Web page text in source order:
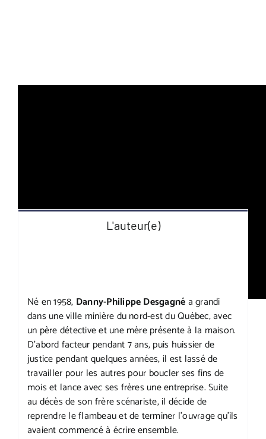
L'auteur(e)
Né en 1958, Danny-Philippe Desgagnéa grandi
dans une ville minière du nord-est du Québec, avec
un père détective et une mère présente à la maison.
D’abord facteur pendant 7 ans, puis huissier de
justice pendant quelques années, il est lassé de
travailler pour les autres pour boucler ses fins de
mois et lance avec ses frères une entreprise. Suite
au décès de son frère scénariste, il décide de
reprendre le flambeau et de terminer l’ouvrage qu’ils
avaient commencé à écrire ensemble.